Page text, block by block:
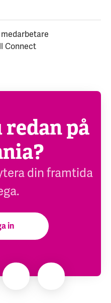
Connect
redan på
din framtida
in